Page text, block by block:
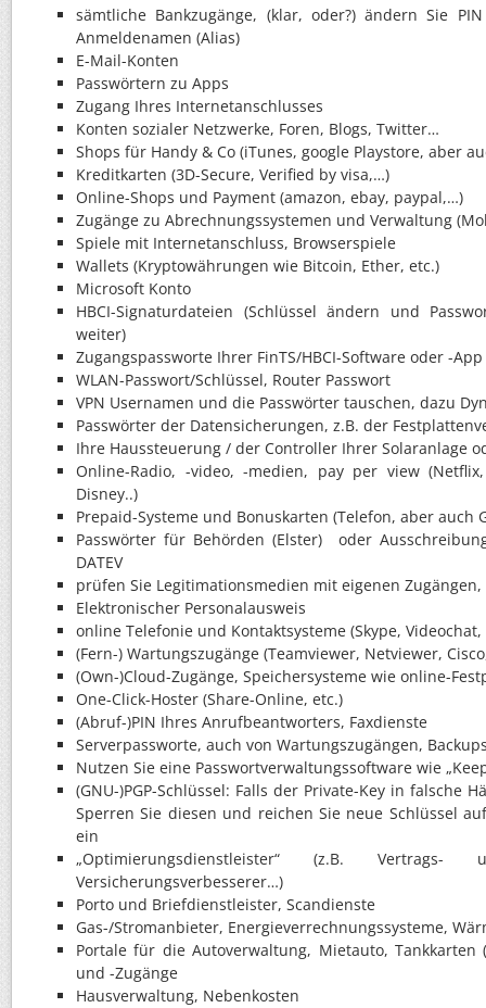
sämtliche Bankzugänge, (klar, oder?) ändern Sie
Anmeldenamen (Alias)
E-Mail-Konten
Passwörtern zu Apps
Zugang Ihres Internetanschlusses
Konten sozialer Netzwerke, Foren, Blogs, Twitter…
Shops für Handy & Co (iTunes, google Playstore, aber
Kreditkarten (3D-Secure, Verified by visa,…)
Online-Shops und Payment (amazon, ebay, paypal,…)
Zugänge zu Abrechnungssystemen und Verwaltung
Spiele mit Internetanschluss, Browserspiele
Wallets (Kryptowährungen wie Bitcoin, Ether, etc.)
Microsoft Konto
HBCI-Signaturdateien (Schlüssel ändern und
weiter)
Zugangspassworte Ihrer FinTS/HBCI-Software oder -App
WLAN-Passwort/Schlüssel, Router Passwort
VPN Usernamen und die Passwörter tauschen, dazu
Passwörter der Datensicherungen, z.B. der
Ihre Haussteuerung / der Controller Ihrer Solaranlage
Online-Radio, -video, -medien, pay per view
Disney..)
Prepaid-Systeme und Bonuskarten (Telefon, aber auch
Passwörter für Behörden (Elster) oder
DATEV
prüfen Sie Legitimationsmedien mit eigenen Zugängen,
Elektronischer Personalausweis
online Telefonie und Kontaktsysteme (Skype, Videochat,
(Fern-) Wartungszugänge (Teamviewer, Netviewer,
(Own-)Cloud-Zugänge, Speichersysteme wie online-
One-Click-Hoster (Share-Online, etc.)
(Abruf-)PIN Ihres Anrufbeantworters, Faxdienste
Serverpassworte, auch von Wartungszugängen,
Nutzen Sie eine Passwortverwaltungssoftware wie
(GNU-)PGP-Schlüssel: Falls der Private-Key in falsche
Sperren Sie diesen und reichen Sie neue Schlüssel
ein
„Optimierungsdienstleister“ (z.B. Vertrags-
Versicherungsverbesserer…)
Porto und Briefdienstleister, Scandienste
Gas-/Stromanbieter, Energieverrechnungssysteme,
Portale für die Autoverwaltung, Mietauto, Tankkarten
und -Zugänge
Hausverwaltung, Nebenkosten